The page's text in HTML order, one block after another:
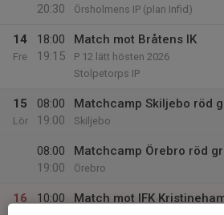
20:30
Örsholmens IP (plan Infid)
14
Fre
18:00
19:15
Match mot Bråtens IK
P 12 lätt hösten 2026
Stolpetorps IP
15
Lör
08:00
19:00
Matchcamp Skiljebo röd
Skiljebo
08:00
19:00
Matchcamp Örebro röd
Örebro
16
10:00
Match mot IFK